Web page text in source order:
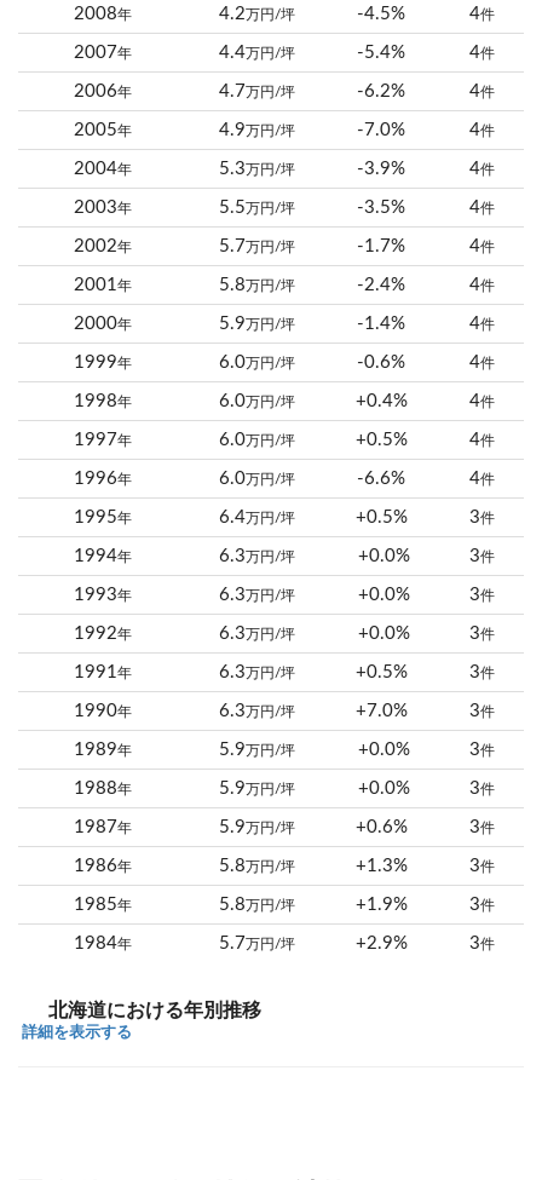
2008年 4.2 万円/坪 -4.5% 4件
2007年 4.4万円/坪 -5.4% 4件
2006年 4.7 万円/坪 -6.2% 4件
2005年 4.9 万円/坪 -7.0% 4件
2004年 5.3 万円/坪 -3.9% 4件
2003年 5.5 万円/坪 -3.5% 4件
2002年 5.7 万円/坪 -1.7% 4件
2001年 5.8 万円/坪 -2.4% 4件
2000年 5.9 万円/坪 -1.4% 4件
1999年 6.0万円/坪 -0.6% 4件
1998年 6.0万円/坪 +0.4% 4件
1997年 6.0万円/坪 +0.5% 4件
1996年 6.0万円/坪 -6.6% 4件
1995年 6.4万円/坪 +0.5% 3件
1994年 6.3 万円/坪 +0.0% 3件
1993年 6.3 万円/坪 +0.0% 3件
1992年 6.3 万円/坪 +0.0% 3件
1991年 6.3 万円/坪 +0.5% 3件
1990年 6.3 万円/坪 +7.0% 3件
1989年 5.9 万円/坪 +0.0% 3件
1988年 5.9 万円/坪 +0.0% 3件
1987年 5.9 万円/坪 +0.6% 3件
1986年 5.8 万円/坪 +1.3% 3件
1985年 5.8 万円/坪 +1.9% 3件
1984年 5.7 万円/坪 +2.9% 3件
北海道における年別推移
詳細を表示する